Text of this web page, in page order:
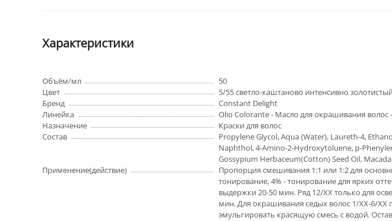
Характеристики
Объём/мл
50
Цвет
5/55 светло-каштаново интенсивно
Бренд
Constant Delight
Линейка
Olio Colorante - Масло для окрашивания волос -
Назначение
Краски для волос
Состав
Propylene Glycol, Aqua (Water), Laureth-4,
Naphthol, 4-Amino-2-Hydroxytoluene, p-
Gossypium Herbaceum(Cotton) Seed Oil,
Применение(действие)
Пропорция смешивания 1:1 или 1:2 для
тонирование, 4% - тонирование для ярких
выдержки 20-50 мин. Ряд 12/ХХ только для
мин. Для окрашивания седых волос 1/ХХ-6/ХХ
эмульгировать красящую смесь с водой.